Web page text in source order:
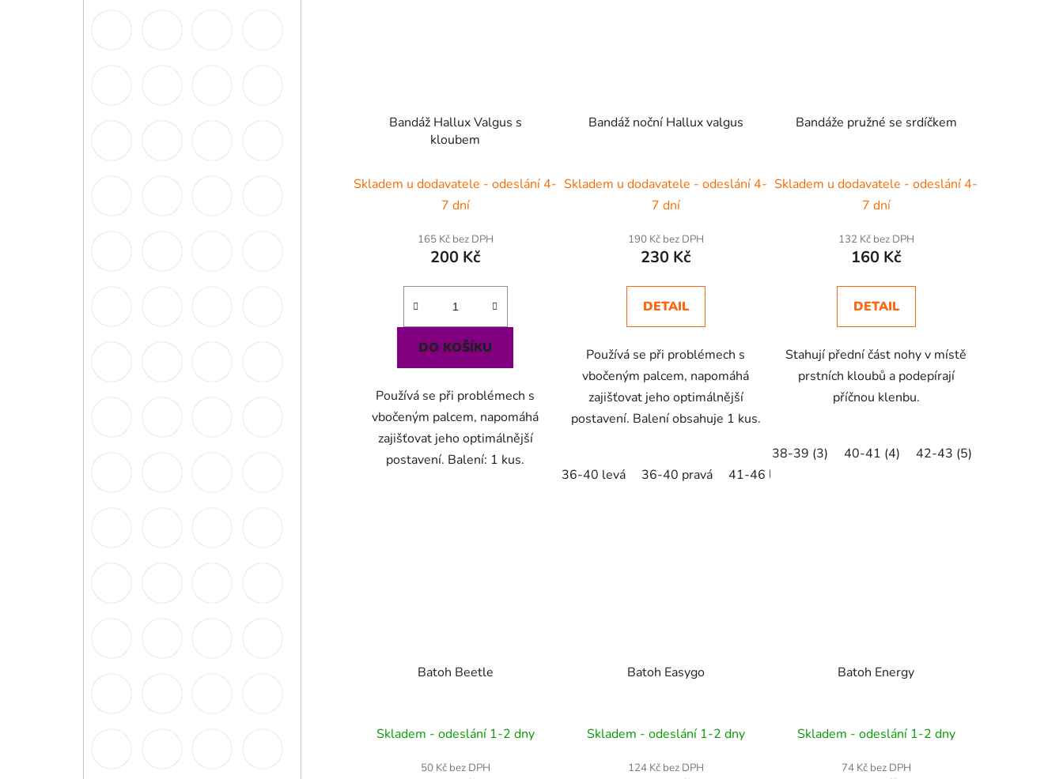
Bandáž Hallux Valgus s
kloubem
Skladem u dodavatele - odeslání 4-
7 dní
165 Kč bez DPH
200 Kč
DO KOŠÍKU
Používá se při problémech s
vbočeným palcem, napomáhá
zajišťovat jeho optimálnější
postavení. Balení: 1 kus.
Bandáž noční Hallux valgus
Skladem u dodavatele - odeslání 4-
7 dní
190 Kč bez DPH
230 Kč
DETAIL
Používá se při problémech s
vbočeným palcem, napomáhá
zajišťovat jeho optimálnější
postavení. Balení obsahuje 1 kus.
36-40 levá 36-40 pravá 41-46 levá
Bandáže pružné se srdíčkem
Skladem u dodavatele - odeslání 4-
7 dní
132 Kč bez DPH
160 Kč
DETAIL
Stahují přední část nohy v místě
prstních kloubů a podepírají
příčnou klenbu.
38-39 (3) 40-41 (4) 42-43 (5)
Batoh Beetle
Skladem - odeslání 1-2 dny
50 Kč bez DPH
Batoh Easygo
Skladem - odeslání 1-2 dny
124 Kč bez DPH
Batoh Energy
Skladem - odeslání 1-2 dny
74 Kč bez DPH